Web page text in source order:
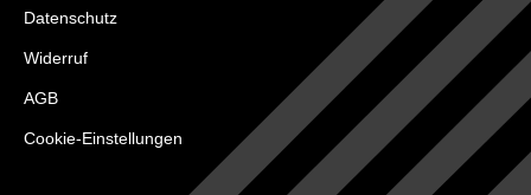
Datenschutz
Widerruf
AGB
Cookie-Einstellungen